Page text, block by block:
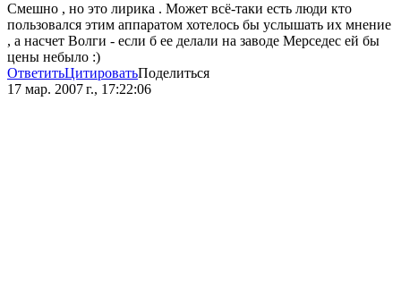
Смешно , но это лирика . Может всё-таки есть люди кто
пользовался этим аппаратом хотелось бы услышать их мнение
, а насчет Волги - если б ее делали на заводе Мерседес ей бы
цены небыло :)
ОтветитьЦитироватьПоделиться
17 мар. 2007 г., 17:22:06